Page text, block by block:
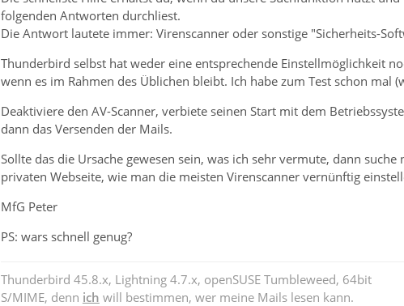
folgenden Antworten durchliest.
Die Antwort lautete immer: Virenscanner oder sonstige "Sicherheits-
Thunderbird selbst hat weder eine entsprechende Einstellmöglichkeit
wenn es im Rahmen des Üblichen bleibt. Ich habe zum Test schon mal
Deaktiviere den AV-Scanner, verbiete seinen Start mit dem
dann das Versenden der Mails.
Sollte das die Ursache gewesen sein, was ich sehr vermute, dann
privaten Webseite, wie man die meisten Virenscanner vernünftig
MfG Peter
PS: wars schnell genug?
Thunderbird 45.8.x, Lightning 4.7.x, openSUSE Tumbleweed, 64bit
S/MIME, denn ich will bestimmen, wer meine Mails lesen kann.